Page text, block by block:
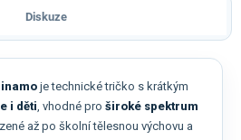
Diskuze
je technické tričko s krátkým
i děti, vhodné pro široké spektrum
až po školní tělesnou výchovu a